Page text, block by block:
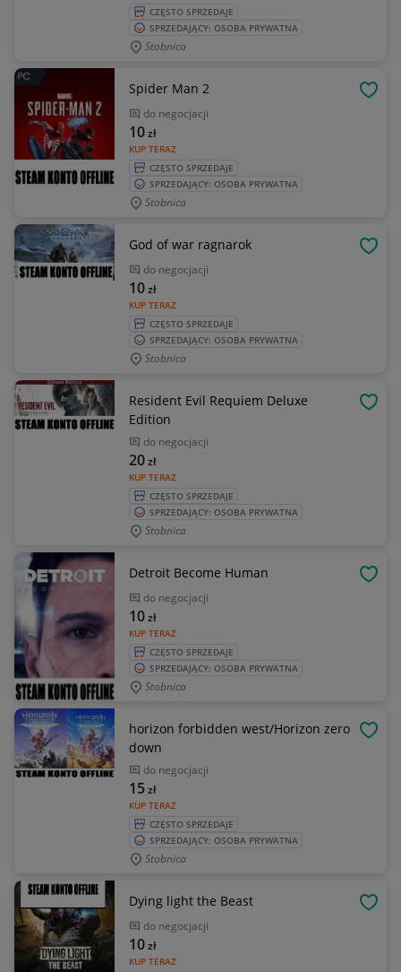
CZĘSTO SPRZEDAJE
SPRZEDAJĄCY: OSOBA PRYWATNA
Stobnica
Spider Man 2
do negocjacji
KUP TERAZ
10zł
CZĘSTO SPRZEDAJE
SPRZEDAJĄCY: OSOBA PRYWATNA
Stobnica
God of war ragnarok
do negocjacji
KUP TERAZ
10zł
CZĘSTO SPRZEDAJE
SPRZEDAJĄCY: OSOBA PRYWATNA
Stobnica
Resident Evil Requiem Deluxe
Edition
do negocjacji
KUP TERAZ
20zł
CZĘSTO SPRZEDAJE
SPRZEDAJĄCY: OSOBA PRYWATNA
Stobnica
Detroit Become Human
do negocjacji
KUP TERAZ
10zł
CZĘSTO SPRZEDAJE
SPRZEDAJĄCY: OSOBA PRYWATNA
Stobnica
horizon forbidden west/Horizon zero
down
do negocjacji
KUP TERAZ
15zł
CZĘSTO SPRZEDAJE
SPRZEDAJĄCY: OSOBA PRYWATNA
Stobnica
Dying light the Beast
do negocjacji
KUP TERAZ
10zł